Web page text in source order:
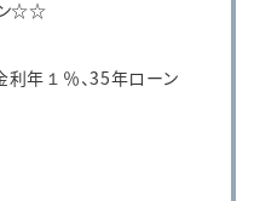
ン☆☆
年１％、35年ローン